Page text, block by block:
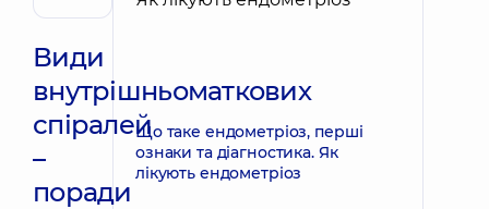
Види
внутрішньоматкових
спіралей
–
поради
Що таке ендометріоз, перші
ознаки та діагностика. Як
лікують ендометріоз